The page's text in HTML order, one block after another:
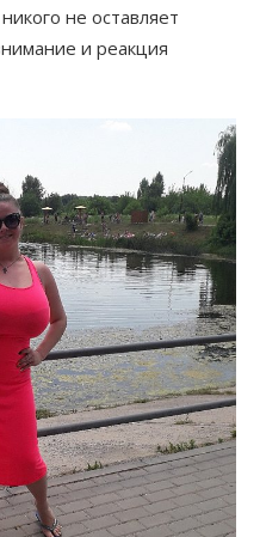
не оставляет
и реакция